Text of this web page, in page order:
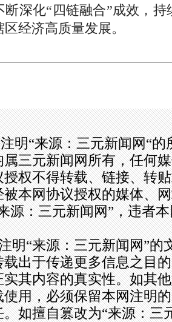
断深化“四链融合”成效，持
经济高质量发展。
明“来源：三元新闻网“
三元新闻网所有，任何
权不得转载、链接、转
本网协议授权的媒体、
源：三元新闻网”，违者
“来源：三元新闻网”的
出于传递更多信息之目
其内容的真实性。如其
用，必须保留本网注明
如擅自篡改为“来源：三